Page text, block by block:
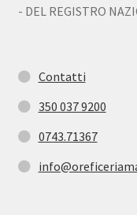
- DEL REGISTRO
Contatti
350 037 9200
0743.71367